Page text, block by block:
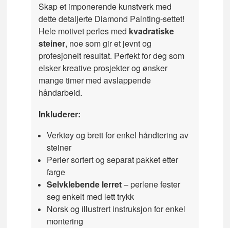
Skap et imponerende kunstverk med
dette detaljerte Diamond Painting-settet!
Hele motivet perles med kvadratiske
steiner, noe som gir et jevnt og
profesjonelt resultat. Perfekt for deg som
elsker kreative prosjekter og ønsker
mange timer med avslappende
håndarbeid.
Inkluderer:
Verktøy og brett for enkel håndtering av
steiner
Perler sortert og separat pakket etter
farge
Selvklebende lerret– perlene fester
seg enkelt med lett trykk
Norsk og illustrert instruksjon for enkel
montering